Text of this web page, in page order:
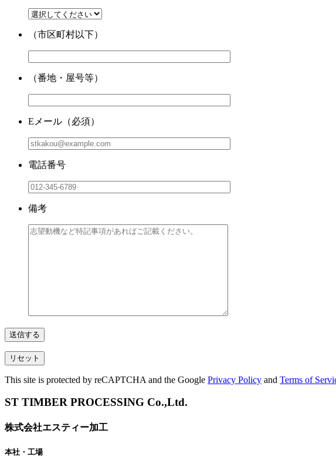
（市区町村以下）
（番地・屋号等）
Eメール （必須）
電話番号
備考
This site is protected by reCAPTCHA and the Google Privacy Policy and Terms of
ST TIMBER PROCESSING Co.,Ltd.
株式会社エスティー加工
本社・工場